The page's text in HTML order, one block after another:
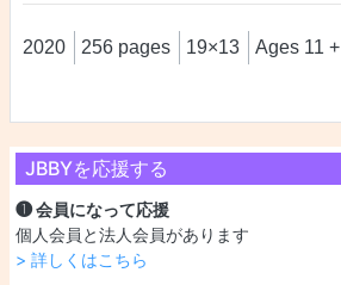
JBBYを応援する
❶ 会員になって応援
個人会員と法人会員があります
> 詳しくはこちら
2020 256 pages 19×13 Ages 11 +